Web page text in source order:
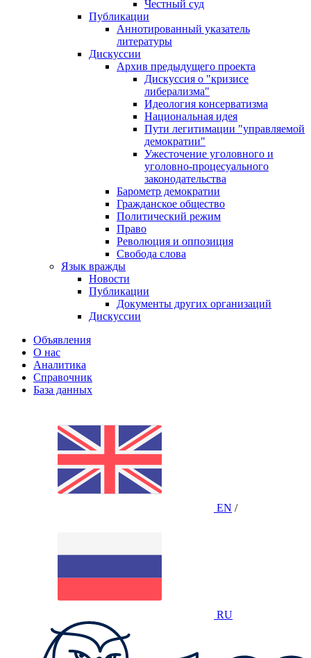
Честный суд
Публикации
Аннотированный указатель
литературы
Дискуссии
Архив предыдущего проекта
Дискуссия о "кризисе
либерализма"
Идеология консерватизма
Национальная идея
Пути легитимации "управляемой
демократии"
Ужесточение уголовного и
уголовно-процесуального
законодательства
Барометр демократии
Гражданское общество
Политический режим
Право
Революция и оппозиция
Свобода слова
Язык вражды
Новости
Публикации
Документы других организаций
Дискуссии
Объявления
О нас
Аналитика
Справочник
База данных
EN /
RU